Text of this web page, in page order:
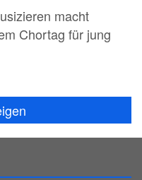
macht
Chortag für jung